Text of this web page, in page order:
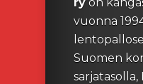
vuonna
Suomen
sarjatasolla,